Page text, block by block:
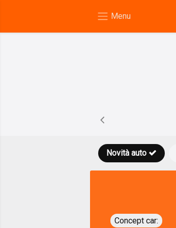
Novità auto
Concept car: